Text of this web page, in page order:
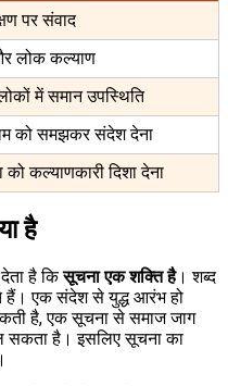
पर संवाद
लोक कल्याण
में समान उपस्थिति
को समझकर संदेश देना
कल्याणकारी दिशा देना
है
है किसूचना एक शक्ति है। शब्द
हैं। एक संदेश से युद्ध आरंभ हो
है, एक सूचना से समाज जाग
है। इसलिए सूचना का